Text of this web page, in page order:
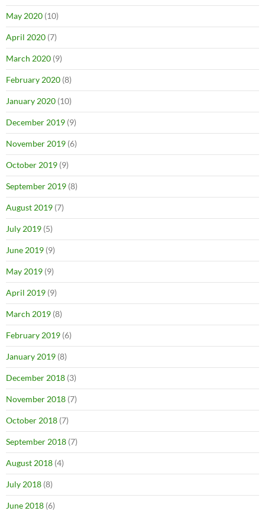
May 2020 (10)
April 2020 (7)
March 2020 (9)
February 2020 (8)
January 2020 (10)
December 2019 (9)
November 2019 (6)
October 2019 (9)
September 2019 (8)
August 2019 (7)
July 2019 (5)
June 2019 (9)
May 2019 (9)
April 2019 (9)
March 2019 (8)
February 2019 (6)
January 2019 (8)
December 2018 (3)
November 2018 (7)
October 2018 (7)
September 2018 (7)
August 2018 (4)
July 2018 (8)
June 2018 (6)